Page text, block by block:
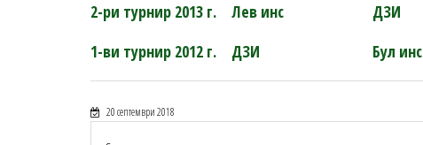
2-ри турнир 2013 г.
Лев инс ДЗИ
1-ви турнир 2012 г.
ДЗИ Бул инс
20 септември 2018